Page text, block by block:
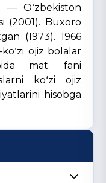
— Oʻzbekiston
(2001). Buxoro
(1973). 1966
ojiz bolalar
mat. fani
koʻzi ojiz
hisobga